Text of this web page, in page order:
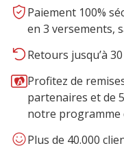
Paiement 100%
en 3 versements,
Retours jusqu’à
Profitez de
partenaires et de
notre programme
Plus de 40.000